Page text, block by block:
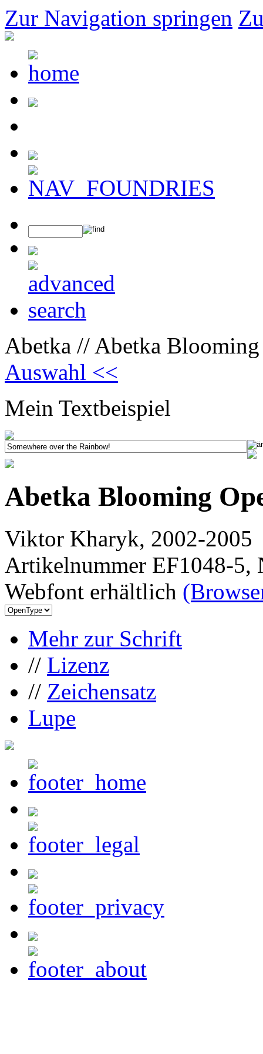
Zur Navigation springen
Abetka // Abetka
Auswahl <<
Mein Textbeispiel
Abetka Blooming
Viktor Kharyk, 2002-2005
Artikelnummer EF1048-5,
Webfont erhältlich
Mehr zur Schrift
// Lizenz
// Zeichensatz
Lupe